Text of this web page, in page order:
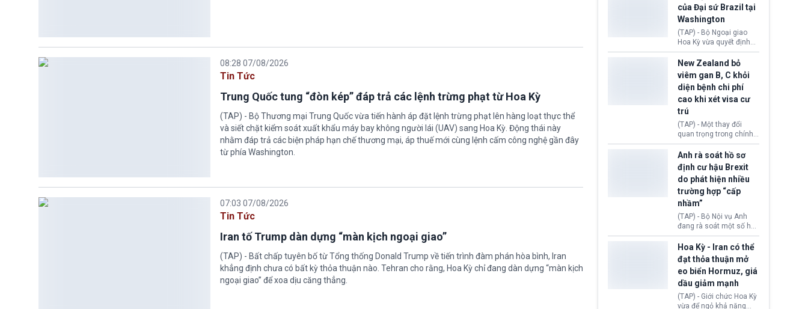
08:28 07/08/2026
Tin Tức
Trung Quốc tung “đòn kép” đáp trả các lệnh trừng phạt từ Hoa Kỳ
(TAP) - Bộ Thương mại Trung Quốc vừa tiến hành áp đặt lệnh trừng phạt lên hàng loạt thực thể
và siết chặt kiểm soát xuất khẩu máy bay không người lái (UAV) sang Hoa Kỳ. Động thái này
nhằm đáp trả các biện pháp hạn chế thương mại, áp thuế mới cùng lệnh cấm công nghệ gần đây
từ phía Washington.
07:03 07/08/2026
Tin Tức
Iran tố Trump dàn dựng “màn kịch ngoại giao”
(TAP) - Bất chấp tuyên bố từ Tổng thống Donald Trump về tiến trình đàm phán hòa bình, Iran
khẳng định chưa có bất kỳ thỏa thuận nào. Tehran cho rằng, Hoa Kỳ chỉ đang dàn dựng “màn kịch
ngoại giao” để xoa dịu căng thẳng.
quan từng thu theo Đạo
luật Quyền hạn Kinh tế
Khẩn cấp Quốc tế
(IEEPA). Động thái này
diễn ra sau phán quyết
hồi tháng 2 bởi Tòa án
Tối cao Hoa Kỳ
(SCOTUS) khi tuyên bố,
việc áp thuế diện rộng là
hoàn toàn bất hợp pháp.
của Đại sứ Brazil tại
Washington
(TAP) - Bộ Ngoại giao
Hoa Kỳ vừa quyết định
thu hồi thị thực (visa)
của bà Maria Luiza
Ribeiro Viotti - Đại sứ
Brazil tại Washington.
Động thái trên diễn ra
trong bối cảnh tranh
chấp ngoại giao giữa
chính quyền Tổng thống
Donald Trump và chính
phủ cánh tả Tổng thống
da Silva đang leo thang
gay gắt.
New Zealand bỏ
viêm gan B, C khỏi
diện bệnh chi phí
cao khi xét visa cư
trú
(TAP) - Một thay đổi
quan trọng trong chính
sách nhập cư của New
Zealand đang mở ra
thêm cơ hội cho nhiều
người muốn định cư. Từ
nay, người mắc viêm
gan B hoặc viêm gan C
sẽ không còn bị mặc
định không đáp ứng tiêu
chuẩn sức khỏe chỉ vì
chi phí điều trị khi nộp hồ
Anh rà soát hồ sơ
định cư hậu Brexit
do phát hiện nhiều
trường hợp “cấp
nhầm”
(TAP) - Bộ Nội vụ Anh
đang rà soát một số hồ
sơ thuộc Chương trình
Định cư EU (EU
Settlement Scheme -
EUSS) sau khi xác định
có trường hợp được cấp
quy chế cư trú hậu
Brexit “do nhầm lẫn”.
Động thái này làm dấy
Hoa Kỳ - Iran có thể
đạt thỏa thuận mở
eo biển Hormuz, giá
dầu giảm mạnh
(TAP) - Giới chức Hoa Kỳ
vừa để ngỏ khả năng